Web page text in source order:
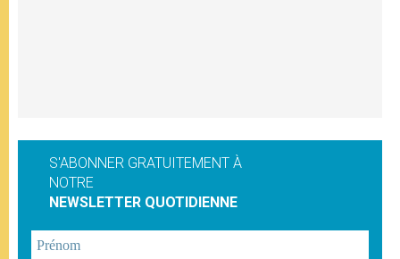
S'ABONNER GRATUITEMENT À
NOTRE
NEWSLETTER QUOTIDIENNE